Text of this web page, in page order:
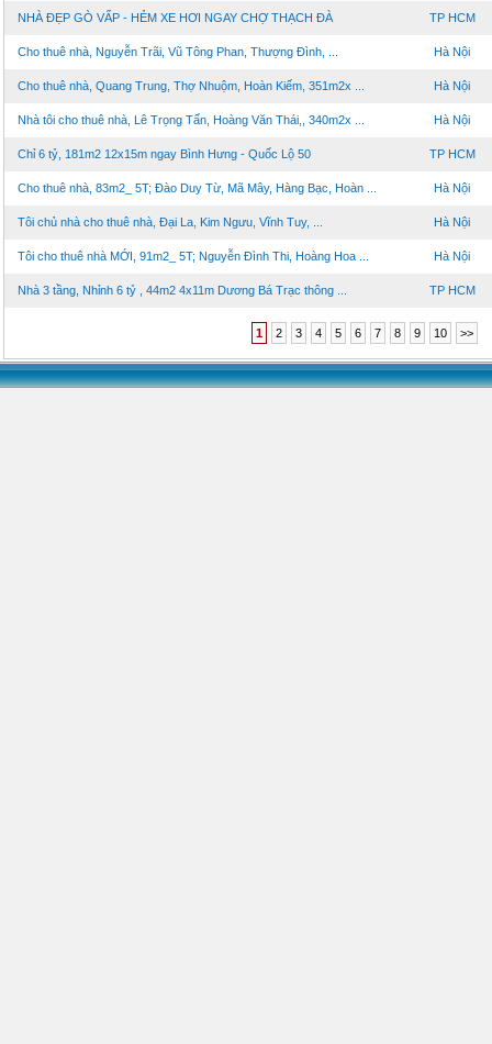
NHÀ ĐẸP GÒ VẤP - HẺM XE HƠI NGAY CHỢ THẠCH ĐÀ TP HCM
Cho thuê nhà, Nguyễn Trãi, Vũ Tông Phan, Thượng Đình, ... Hà Nội
Cho thuê nhà, Quang Trung, Thợ Nhuộm, Hoàn Kiếm, 351m2x ... Hà Nội
Nhà tôi cho thuê nhà, Lê Trọng Tấn, Hoàng Văn Thái,, 340m2x ... Hà Nội
Chỉ 6 tỷ, 181m2 12x15m ngay Bình Hưng - Quốc Lộ 50 TP HCM
Cho thuê nhà, 83m2_ 5T; Đào Duy Từ, Mã Mây, Hàng Bạc, Hoàn ... Hà Nội
Tôi chủ nhà cho thuê nhà, Đại La, Kim Ngưu, Vĩnh Tuy, ... Hà Nội
Tôi cho thuê nhà MỚI, 91m2_ 5T; Nguyễn Đình Thi, Hoàng Hoa ... Hà Nội
Nhà 3 tầng, Nhỉnh 6 tỷ , 44m2 4x11m Dương Bá Trạc thông ... TP HCM
1 2 3 4 5 6 7 8 9 10 >>